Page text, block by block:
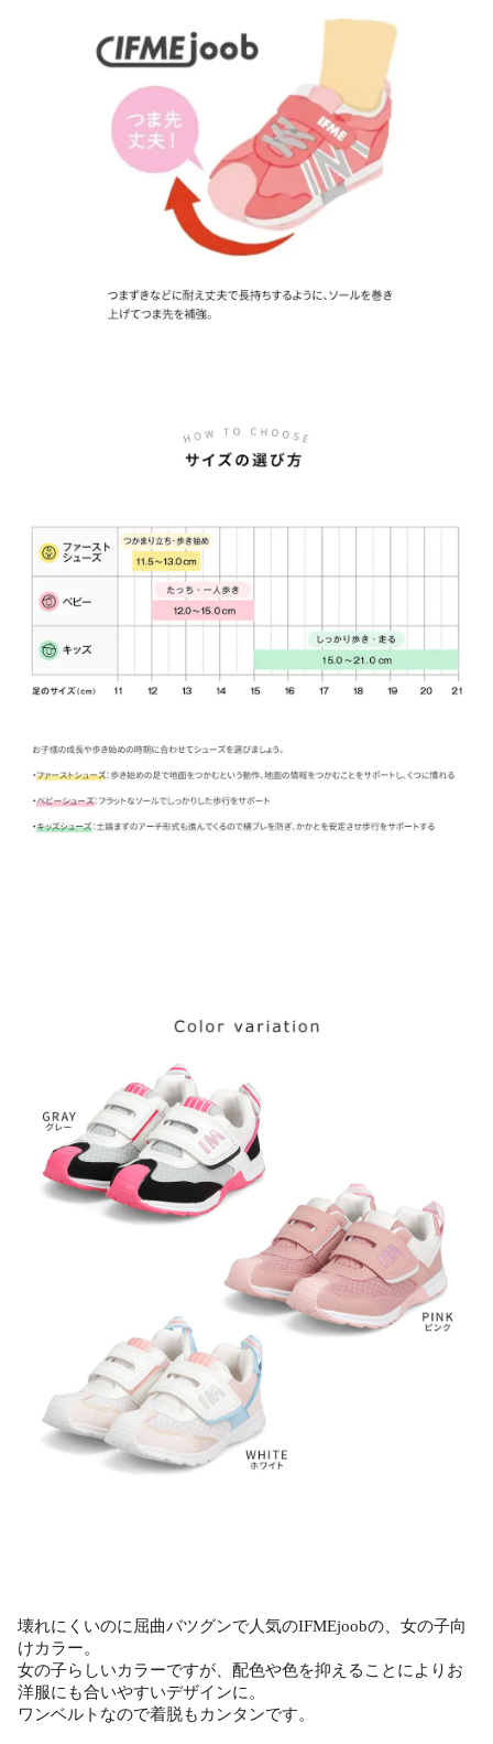
壊れにくいのに屈曲バツグンで人気のIFMEjoobの、女の子向
けカラー。
女の子らしいカラーですが、配色や色を抑えることによりお
洋服にも合いやすいデザインに。
ワンベルトなので着脱もカンタンです。